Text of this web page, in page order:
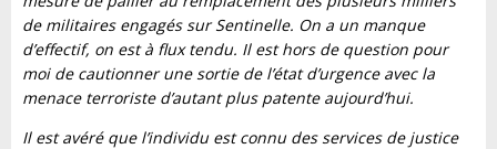
de militaires engagés sur Sentinelle. On a un manque
d’effectif, on est à flux tendu. Il est hors de question pour
moi de cautionner une sortie de l’état d’urgence avec la
menace terroriste d’autant plus patente aujourd’hui.
Il est avéré que l’individu est connu des services de justice